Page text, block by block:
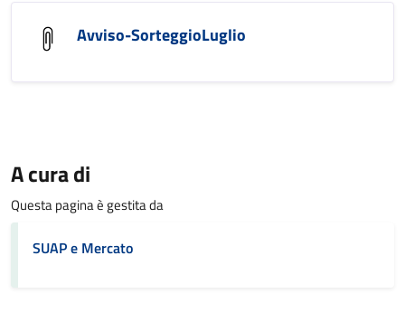
Avviso-SorteggioLuglio
A cura di
Questa pagina è gestita da
SUAP e Mercato